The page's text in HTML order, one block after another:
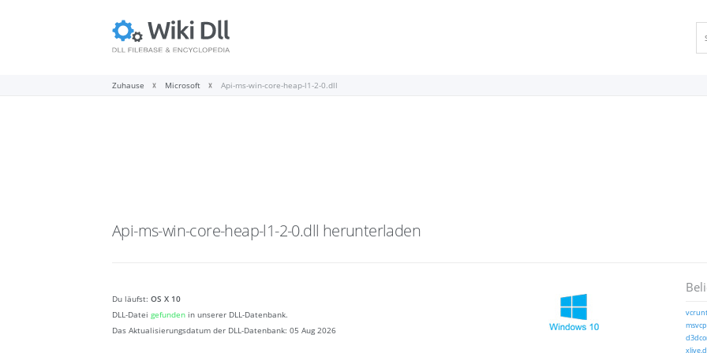
Zuhause Microsoft Api-ms-win-core-heap-l1-2-0.dll
Api-ms-win-core-heap-l1-2-0.dll herunterladen
Du läufst: OS X 10
DLL-Datei gefunden in unserer DLL-Datenbank.
Das Aktualisierungsdatum der DLL-Datenbank: 05 Aug 2026